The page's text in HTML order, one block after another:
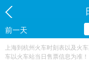
前一天
上海到杭州火车时刻表以及火
车以火车站当日售票信息为准！